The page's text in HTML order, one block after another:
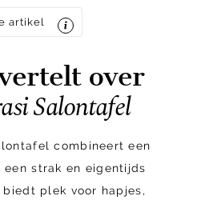
artikel
over
Salontafel
combineert een
strak en eigentijds
plek voor hapjes,